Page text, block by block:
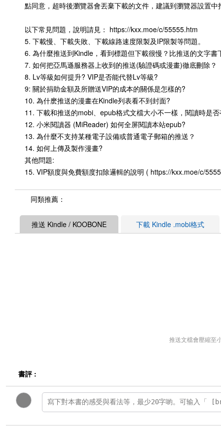
點同意，超時後瀏覽器會丟棄下載的文件，建議到瀏覽器設置
以下常見問題，說明請見： https://kxx.moe/c/55555.htm
5. 下載慢、下載失敗、下載線路速度限製及IP限製等問題。
6. 為什麼推送到Kindle，看到標題但下載很慢？比推送的文字書
7. 如何把亞馬遜服務器上收到的推送(驗證碼或漫畫)徹底刪除？
8. Lv等級如何提升? VIP是否能代替Lv等級?
9: 關於捐助金額及所贈送VIP的成本的關係是怎樣的?
10. 為什麽推送的漫畫在Kindle列表看不到封面?
11. 下載和推送的mobi、epub格式文檔大小不一樣，閱讀時是
12. 小米閱讀器 (MiReader) 如何全屏閱讀本站epub?
13. 為什麼不支持某種電子設備或普通電子郵箱的推送？
14. 如何上傳及製作漫畫?
其他問題:
15. VIP額度與免費額度扣除邏輯的說明 ( https://kxx.moe/c/
同類推薦：
推送 Kindle / KOOBONE 下載 Kindle .mobi格式
推送文檔會壓縮至
書評 :